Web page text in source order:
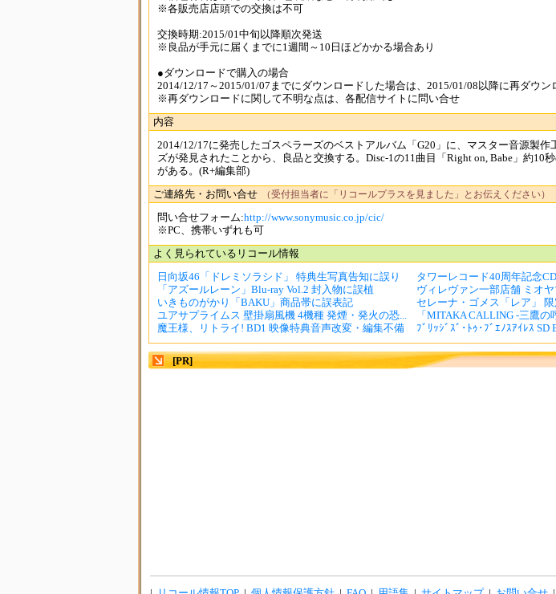
※各販売店店頭での交換は不可
交換時期:2015/01中旬以降順次発送
※良品が手元に届くまでに1週間～10日ほどかかる場合あり
●ダウンロードで購入の場合
2014/12/17～2015/01/07までにダウンロードした場合は、2015/01/08以降に再ダウン
※再ダウンロードに関して不明な点は、各配信サイトに問い合せ
内容
2014/12/17に発売したゴスペラーズのベストアルバム「G20」に、マスター音源製作
ズが発見されたことから、良品と交換する。Disc-1の11曲目「Right on, Babe」約10
がある。(R+編集部)
ご連絡先・お問い合せ （受付担当者に「リコールプラスを見ました」とお伝えください）
問い合せフォーム:http://www.sonymusic.co.jp/cic/
※PC、携帯いずれも可
よく見られているリコール情報
日向坂46「ドレミソラシド」 特典生写真告知に誤り
タワーレコード40周年記念
「アズールレーン」Blu-ray Vol.2 封入物に誤植
ヴィレヴァン一部店舗 ミオ
いきものがかり「BAKU」商品帯に誤表記
セレーナ・ゴメス「レア」
ユアサプライムス 壁掛扇風機 4機種 発煙・発火の恐...
「MITAKA CALLING -三鷹の
魔王様、リトライ! BD1 映像特典音声改変・編集不備
ﾌﾞﾘｯｼﾞｽﾞ･ﾄｩ･ﾌﾞｴﾉｽｱｲﾚｽ SD
[PR]